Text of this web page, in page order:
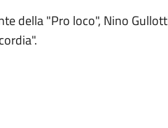
della "Pro loco", Nino